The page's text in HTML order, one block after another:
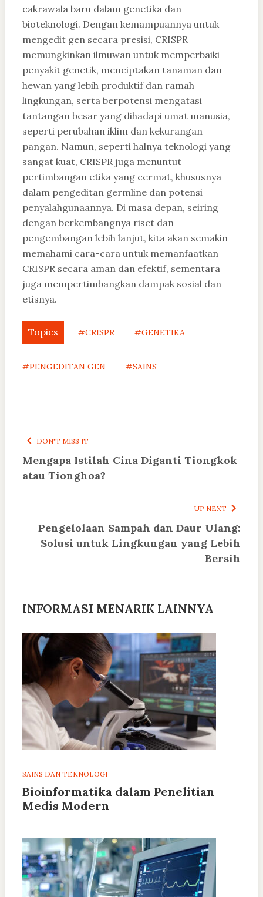
cakrawala baru dalam genetika dan
bioteknologi. Dengan kemampuannya untuk
mengedit gen secara presisi, CRISPR
memungkinkan ilmuwan untuk memperbaiki
penyakit genetik, menciptakan tanaman dan
hewan yang lebih produktif dan ramah
lingkungan, serta berpotensi mengatasi
tantangan besar yang dihadapi umat manusia,
seperti perubahan iklim dan kekurangan
pangan. Namun, seperti halnya teknologi yang
sangat kuat, CRISPR juga menuntut
pertimbangan etika yang cermat, khususnya
dalam pengeditan germline dan potensi
penyalahgunaannya. Di masa depan, seiring
dengan berkembangnya riset dan
pengembangan lebih lanjut, kita akan semakin
memahami cara-cara untuk memanfaatkan
CRISPR secara aman dan efektif, sementara
juga mempertimbangkan dampak sosial dan
etisnya.
Topics #CRISPR #GENETIKA
#PENGEDITAN GEN #SAINS
DON'T MISS IT
Mengapa Istilah Cina Diganti Tiongkok
atau Tionghoa?
UP NEXT
Pengelolaan Sampah dan Daur Ulang:
Solusi untuk Lingkungan yang Lebih
Bersih
INFORMASI MENARIK LAINNYA
SAINS DAN TEKNOLOGI
Bioinformatika dalam Penelitian
Medis Modern